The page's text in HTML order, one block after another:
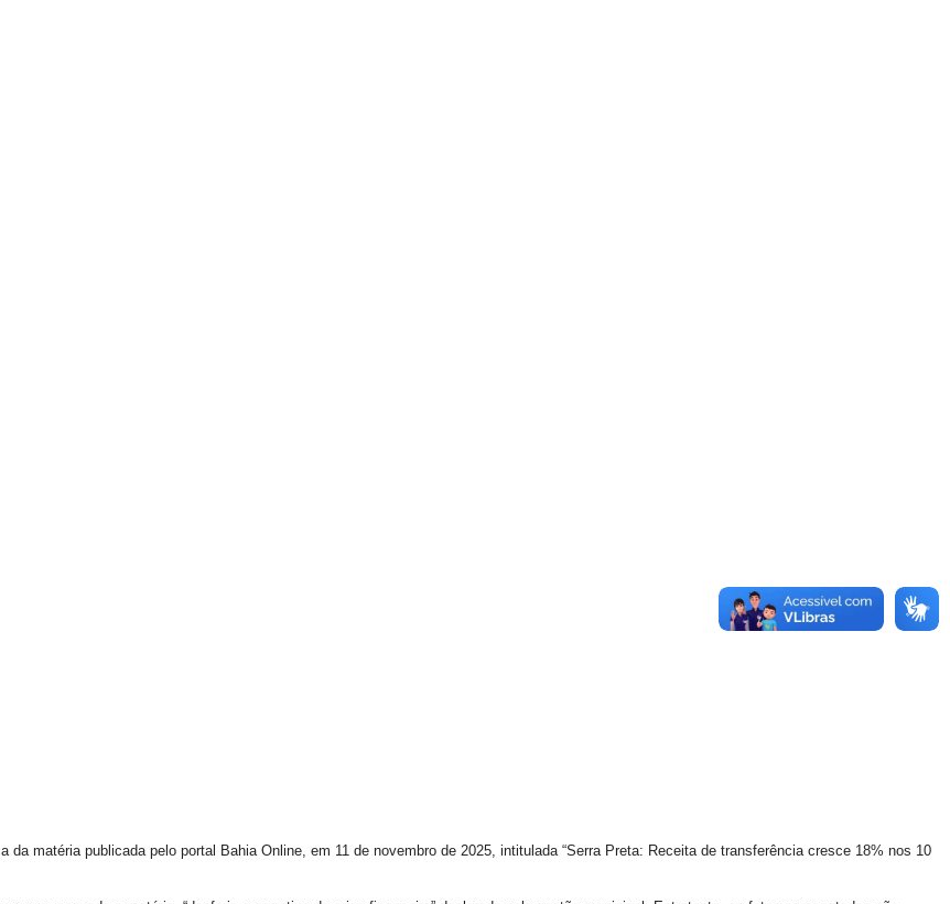
matéria publicada pelo portal Bahia Online, em 11 de novembro de 2025, intitulada “Serra Preta: Receita de transferência cresce 18% nos 10